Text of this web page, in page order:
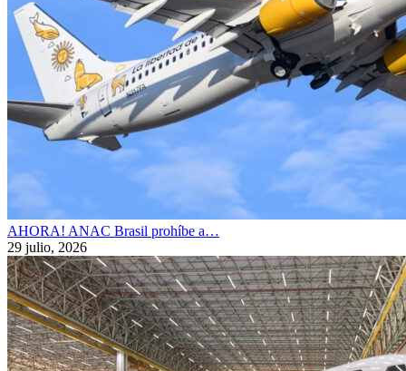
AHORA! ANAC Brasil prohíbe a…
29 julio, 2026